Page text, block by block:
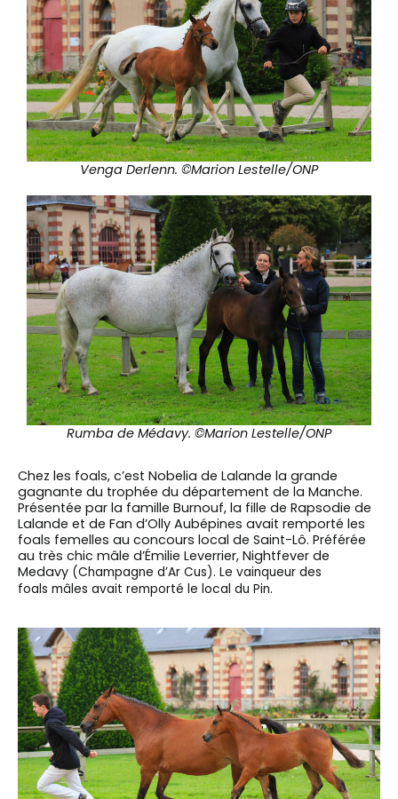
Venga Derlenn. ©Marion Lestelle/ONP
Rumba de Médavy. ©Marion Lestelle/ONP
Chez les foals, c’est Nobelia de Lalande la grande
gagnante du trophée du département de la Manche.
Présentée par la famille Burnouf, la fille de Rapsodie de
Lalande et de Fan d’Olly Aubépines avait remporté les
foals femelles au concours local de Saint-Lô. Préférée
au très chic mâle d’Émilie Leverrier, Nightfever de
Medavy (Champagne d’Ar Cus). Le vainqueur des
foals mâles avait remporté le local du Pin.